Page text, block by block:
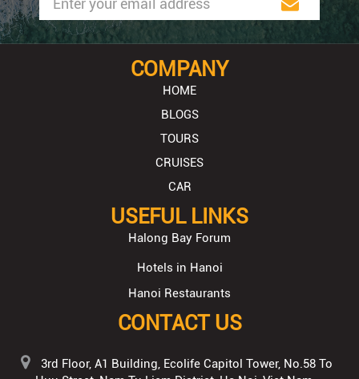
COMPANY
HOME
BLOGS
TOURS
CRUISES
CAR
USEFUL LINKS
Halong Bay Forum
Hotels in Hanoi
Hanoi Restaurants
CONTACT US
3rd Floor, A1 Building, Ecolife Capitol Tower, No.58 To